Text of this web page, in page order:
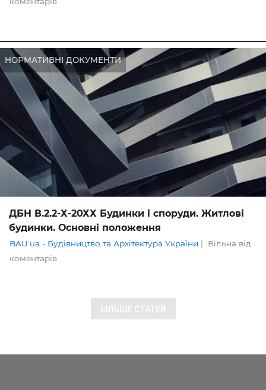
ДБН В.2.2-Х-20ХХ Будинки і споруди. Житлові
будинки. Основні положення
НОРМАТИВНІ ДОКУМЕНТИ
BAU.ua - Будівництво та Архітектура України | Вільна від
коментарів
БІЛЬШЕ СТАТЕЙ